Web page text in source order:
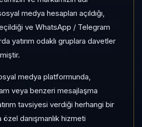
medya hesapları açıldığı,
ve WhatsApp / Telegram
yatırım odaklı gruplara davetler
medya platformunda,
veya benzeri mesajlaşma
tavsiyesi verdiği herhangi bir
danışmanlık hizmeti
son 1 ayda %-11,48,
düşük risk profiliyle, SAT
EkonLab detay sayfasında
fiyat:2,3800